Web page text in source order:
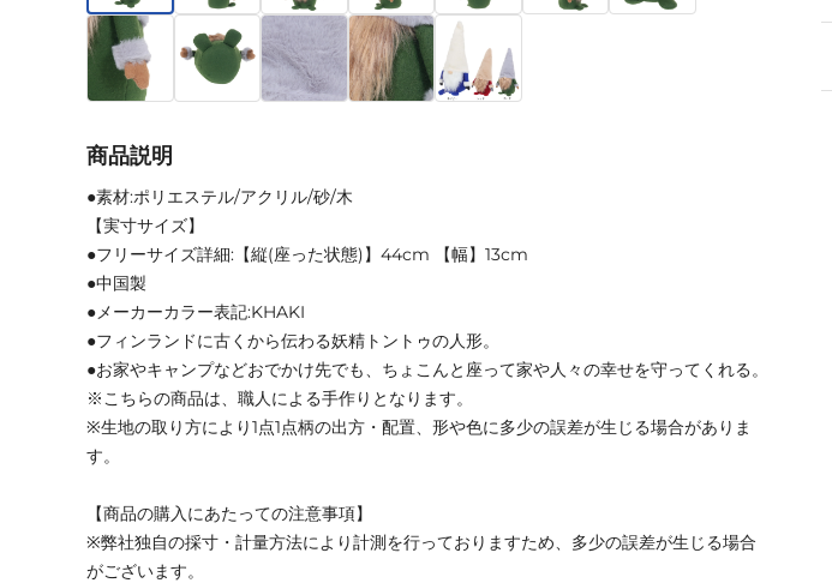
商品説明
●素材:ポリエステル/アクリル/砂/木
【実寸サイズ】
●フリーサイズ詳細:【縦(座った状態)】44cm 【幅】13cm
●中国製
●メーカーカラー表記:KHAKI
●フィンランドに古くから伝わる妖精トントゥの人形。
●お家やキャンプなどおでかけ先でも、ちょこんと座って家や人々の幸せを守ってくれる。
※こちらの商品は、職人による手作りとなります。
※生地の取り方により1点1点柄の出方・配置、形や色に多少の誤差が生じる場合がありま
す。
【商品の購入にあたっての注意事項】
※弊社独自の採寸・計量方法により計測を行っておりますため、多少の誤差が生じる場合
がございます。